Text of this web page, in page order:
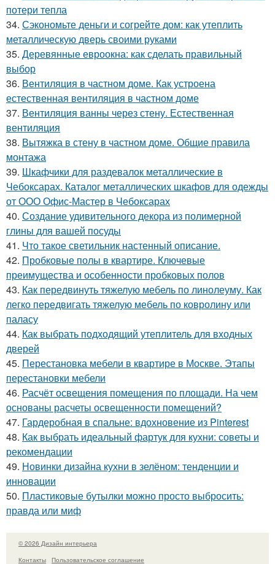
потери тепла
34. Сэкономьте деньги и согрейте дом: как утеплить
металлическую дверь своими руками
35. Деревянные евроокна: как сделать правильный
выбор
36. Вентиляция в частном доме. Как устроена
естественная вентиляция в частном доме
37. Вентиляция ванны через стену. Естественная
вентиляция
38. Вытяжка в стену в частном доме. Общие правила
монтажа
39. Шкафчики для раздевалок металлические в
Чебоксарах. Каталог металлических шкафов для одежды
от ООО Офис-Мастер в Чебоксарах
40. Создание удивительного декора из полимерной
глины для вашей посуды
41. Что такое светильник настенный описание.
42. Пробковые полы в квартире. Ключевые
преимущества и особенности пробковых полов
43. Как передвинуть тяжелую мебель по линолеуму. Как
легко передвигать тяжелую мебель по ковролину или
паласу
44. Как выбрать подходящий утеплитель для входных
дверей
45. Перестановка мебели в квартире в Москве. Этапы
перестановки мебели
46. Расчёт освещения помещения по площади. На чем
основаны расчеты освещенности помещений?
47. Гардеробная в спальне: вдохновение из Pinterest
48. Как выбрать идеальный фартук для кухни: советы и
рекомендации
49. Новинки дизайна кухни в зелёном: тенденции и
инновации
50. Пластиковые бутылки можно просто выбросить:
правда или миф
© 2026 Дизайн интерьера
Контакты
Пользовательское соглашение